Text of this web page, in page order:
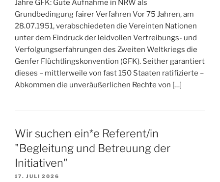
Jahre GFK: Gute Aufnahme in NRW als
Grundbedingung fairer Verfahren Vor 75 Jahren, am
28.07.1951, verabschiedeten die Vereinten Nationen
unter dem Eindruck der leidvollen Vertreibungs- und
Verfolgungserfahrungen des Zweiten Weltkriegs die
Genfer Flüchtlingskonvention (GFK). Seither garantiert
dieses – mittlerweile von fast 150 Staaten ratifizierte –
Abkommen die unveräußerlichen Rechte von […]
Wir suchen ein*e Referent/in
"Begleitung und Betreuung der
Initiativen"
17. JULI 2026